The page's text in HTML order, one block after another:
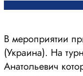
В мероприятии
(Украина). На
Анатольевич